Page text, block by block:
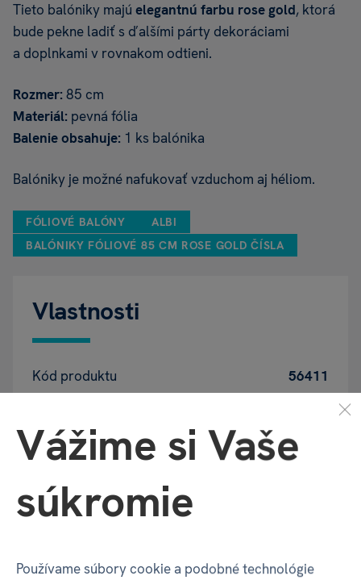
Tieto balóniky majú elegantnú farbu rose gold, ktorá
bude pekne ladiť s ďalšími párty dekoráciami
a doplnkami v rovnakom odtieni.
Rozmer: 85 cm
Materiál: pevná fólia
Balenie obsahuje: 1 ks balónika
Balóniky je možné nafukovať vzduchom aj héliom.
FÓLIOVÉ BALÓNY
ALBI
BALÓNIKY FÓLIOVÉ 85 CM ROSE GOLD ČÍSLA
Vlastnosti
Kód produktu 56411
Vážime si Vaše
súkromie
Používame súbory cookie a podobné technológie